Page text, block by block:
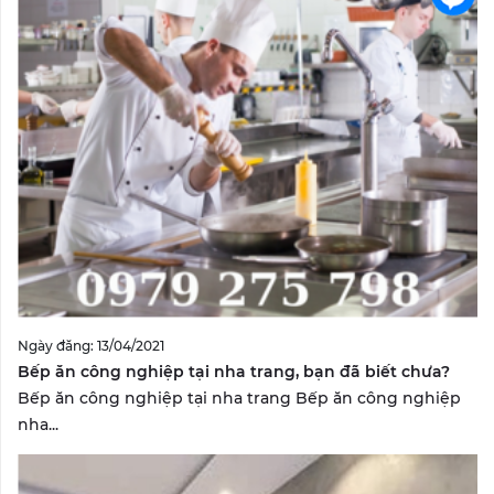
Ngày đăng: 13/04/2021
Bếp ăn công nghiệp tại nha trang, bạn đã biết chưa?
Bếp ăn công nghiệp tại nha trang Bếp ăn công nghiệp
nha...